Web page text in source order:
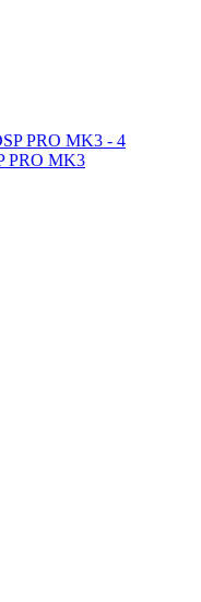
PRO MK3